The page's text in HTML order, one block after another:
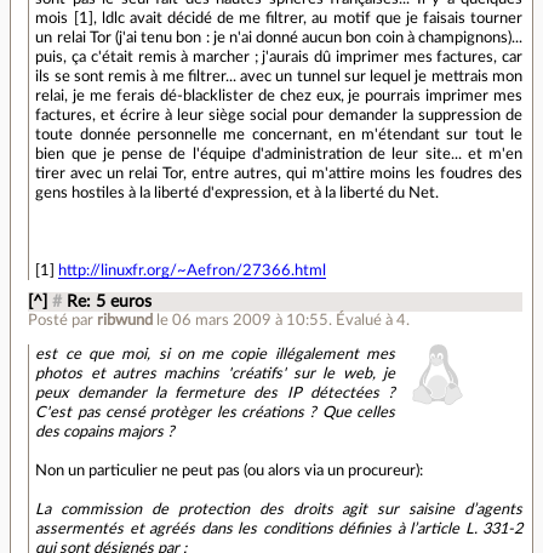
mois [1], ldlc avait décidé de me filtrer, au motif que je faisais tourner
un relai Tor (j'ai tenu bon : je n'ai donné aucun bon coin à champignons)...
puis, ça c'était remis à marcher ; j'aurais dû imprimer mes factures, car
ils se sont remis à me filtrer... avec un tunnel sur lequel je mettrais mon
relai, je me ferais dé-blacklister de chez eux, je pourrais imprimer mes
factures, et écrire à leur siège social pour demander la suppression de
toute donnée personnelle me concernant, en m'étendant sur tout le
bien que je pense de l'équipe d'administration de leur site... et m'en
tirer avec un relai Tor, entre autres, qui m'attire moins les foudres des
gens hostiles à la liberté d'expression, et à la liberté du Net.
[1] http://linuxfr.org/~Aefron/27366.html
[^] # Re: 5 euros
Posté par ribwund le 06 mars 2009 à 10:55. Évalué à4.
est ce que moi, si on me copie illégalement mes
photos et autres machins 'créatifs' sur le web, je
peux demander la fermeture des IP détectées ?
C'est pas censé protèger les créations ? Que celles
des copains majors ?
Non un particulier ne peut pas (ou alors via un procureur):
La commission de protection des droits agit sur saisine d’agents
assermentés et agréés dans les conditions définies à l’article L. 331-2
qui sont désignés par :